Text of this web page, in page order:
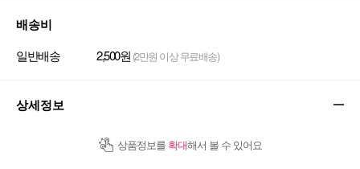
배송비
일반배송 2,500원 (2만원 이상 무료배송)
상세정보
상품정보를 확대해서 볼 수 있어요